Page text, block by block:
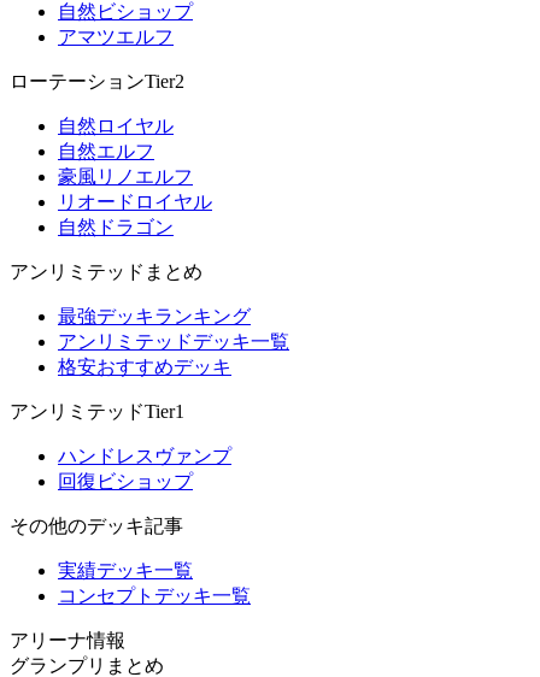
自然ビショップ
アマツエルフ
ローテーションTier2
自然ロイヤル
自然エルフ
豪風リノエルフ
リオードロイヤル
自然ドラゴン
アンリミテッドまとめ
最強デッキランキング
アンリミテッドデッキ一覧
格安おすすめデッキ
アンリミテッドTier1
ハンドレスヴァンプ
回復ビショップ
その他のデッキ記事
実績デッキ一覧
コンセプトデッキ一覧
アリーナ情報
グランプリまとめ